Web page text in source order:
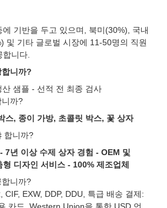
기반을 두고 있으며, 북미(30%), 국내
및 기타 글로벌 시장에 11-50명의 직원
합니다.
니까?
샘플 - 선적 전 최종 검사
까?
스, 종이 가방, 초콜릿 박스, 꽃 상자
합니까?
7년 이상 수제 상자 경험 - OEM 및
디자인 서비스 - 100% 제조업체
니까?
CIF, EXW, DDP, DDU, 특급 배송 결제: